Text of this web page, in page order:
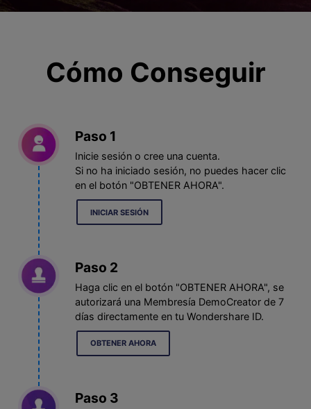
Cómo Conseguir
Paso 1
Inicie sesión o cree una cuenta.
Si no ha iniciado sesión, no puedes hacer clic
en el botón "OBTENER AHORA".
INICIAR SESIÓN
Paso 2
Haga clic en el botón "OBTENER AHORA", se
autorizará una Membresía DemoCreator de 7
días directamente en tu Wondershare ID.
OBTENER AHORA
Paso 3